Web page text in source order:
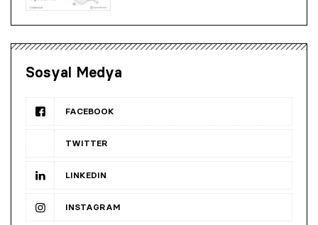
Sosyal Medya
FACEBOOK
TWITTER
LINKEDIN
INSTAGRAM